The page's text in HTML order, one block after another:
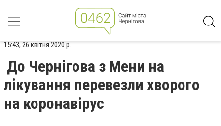
15:43, 26 квітня 2020 р.
До Чернігова з Мени на
лікування перевезли хворого
на коронавірус